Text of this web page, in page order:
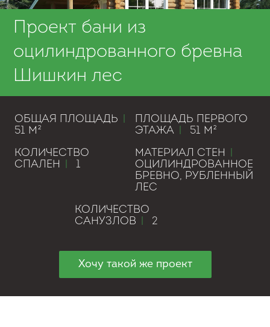
Проект бани из
оцилиндрованного бревна
Шишкин лес
ОБЩАЯ ПЛОЩАДЬ
51 М²
ПЛОЩАДЬ ПЕРВОГО
ЭТАЖА
51 М²
КОЛИЧЕСТВО
СПАЛЕН
1
МАТЕРИАЛ СТЕН
ОЦИЛИНДРОВАННОЕ
БРЕВНО, РУБЛЕННЫЙ
ЛЕС
КОЛИЧЕСТВО
САНУЗЛОВ
2
Хочу такой же проект